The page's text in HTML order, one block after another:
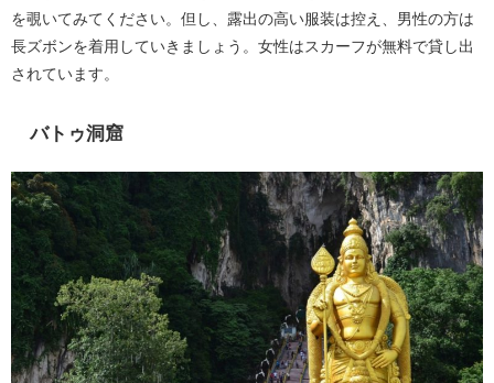
を覗いてみてください。但し、露出の高い服装は控え、男性の方は
長ズボンを着用していきましょう。女性はスカーフが無料で貸し出
されています。
バトゥ洞窟